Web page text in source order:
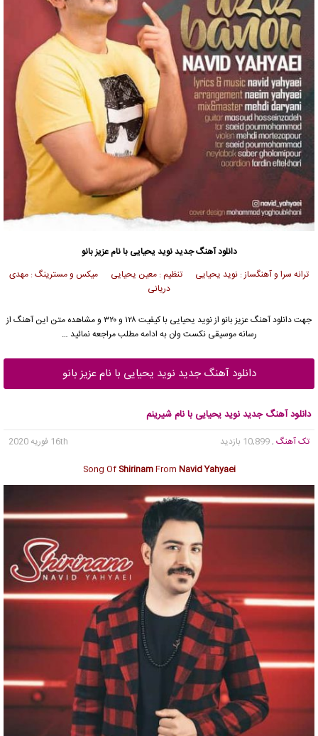
دانلود آهنگ جدیدنوید یحیایی با نام عزیز بانو
ترانه سرا و آهنگساز : نوید یحیایی تنظیم : معین یحیایی میکس و مسترینگ : مهدی
دریانی
جهت دانلود آهنگ عزیز بانو از نوید یحیایی با کیفیت ۱۲۸ و ۳۲۰ و مشاهده متن این آهنگ از
رسانه موسیقی نکست وان به ادامه مطلب مراجعه نمائید …
دانلود آهنگ جدید نوید یحیایی با نام عزیز بانو
دانلود آهنگ جدید نوید یحیایی با نام شیرینم
تک آهنگ , 10,899 بازدید
16th فوریه 2020
Song Of ShirinamFrom Navid Yahyaei